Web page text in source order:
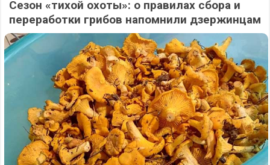
Сезон «тихой охоты»: о правилах сбора и
переработки грибов напомнили дзержинцам